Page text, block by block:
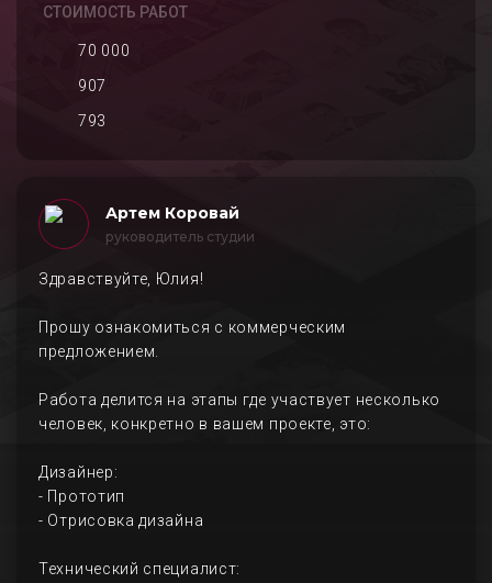
СТОИМОСТЬ РАБОТ
70 000
907
793
Артем Коровай
руководитель студии
Здравствуйте, Юлия!
Прошу ознакомиться с коммерческим
предложением.
Работа делится на этапы где участвует несколько
человек, конкретно в вашем проекте, это:
Дизайнер:
- Прототип
- Отрисовка дизайна
Технический специалист: